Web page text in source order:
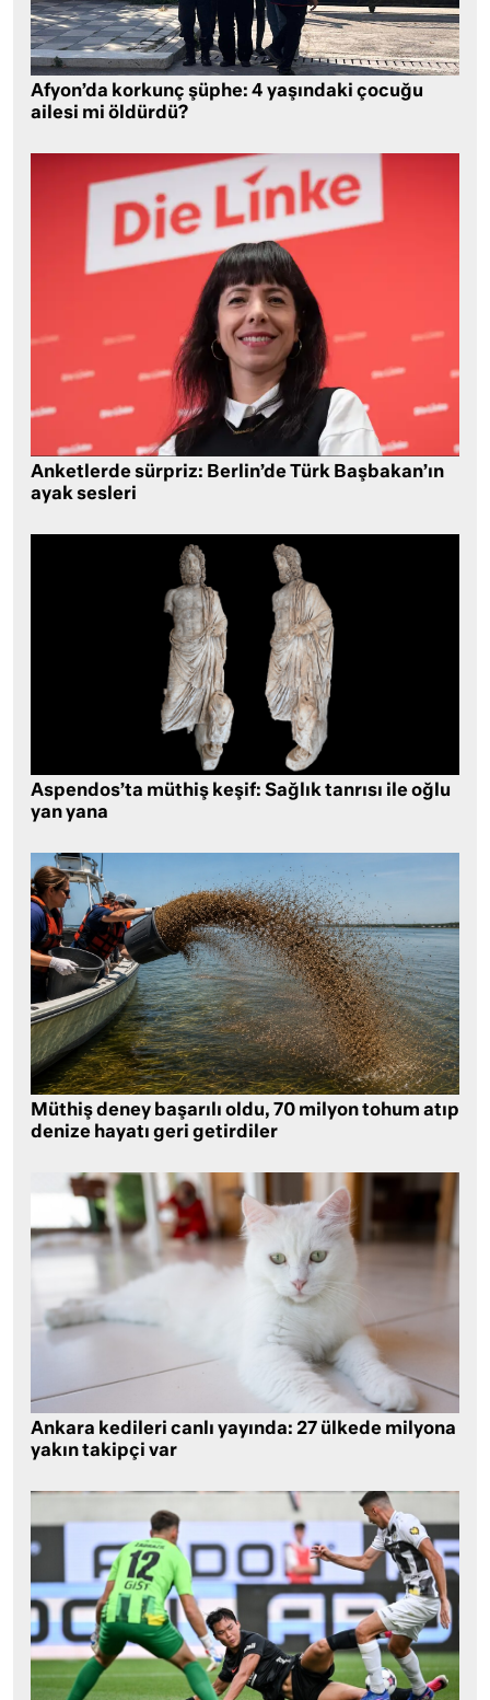
Afyon’da korkunç şüphe: 4 yaşındaki çocuğu
ailesi mi öldürdü?
Anketlerde sürpriz: Berlin’de Türk Başbakan’ın
ayak sesleri
Aspendos’ta müthiş keşif: Sağlık tanrısı ile oğlu
yan yana
Müthiş deney başarılı oldu, 70 milyon tohum atıp
denize hayatı geri getirdiler
Ankara kedileri canlı yayında: 27 ülkede milyona
yakın takipçi var